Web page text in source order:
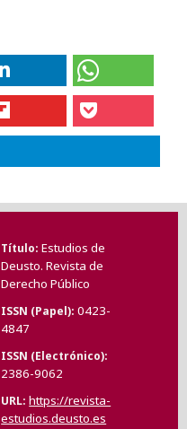
Título Estudios de
Deusto. Revista de
Derecho Público
ISSN (Papel) 0423-
4847
ISSN (Electrónico)
2386-9062
URL https://revista-
estudios.deusto.es